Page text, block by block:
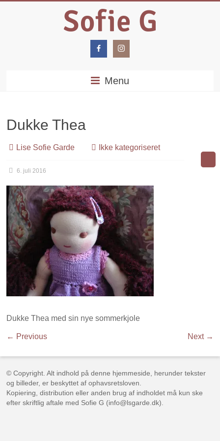
Menu
Dukke Thea
Lise Sofie Garde Ikke kategoriseret
6. juli 2016
Dukke Thea med sin nye sommerkjole
← Previous Next →
© Copyright. Alt indhold på denne hjemmeside, herunder tekster
og billeder, er beskyttet af ophavsretsloven.
Kopiering, distribution eller anden brug af indholdet må kun ske
efter skriftlig aftale med Sofie G (info@lsgarde.dk).